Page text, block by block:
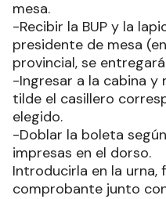
mesa.
-Recibir la BUP y la
presidente de mesa
provincial, se
-Ingresar a la cabina y
tilde el casillero
elegido.
-Doblar la boleta
impresas en el dorso.
Introducirla en la
comprobante junto